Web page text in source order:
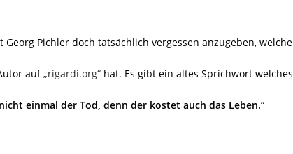
Pichler doch tatsächlich vergessen anzugeben, welche
auf„rigardi.org“ hat. Es gibt ein altes Sprichwort welches
einmal der Tod, denn der kostet auch das Leben.“